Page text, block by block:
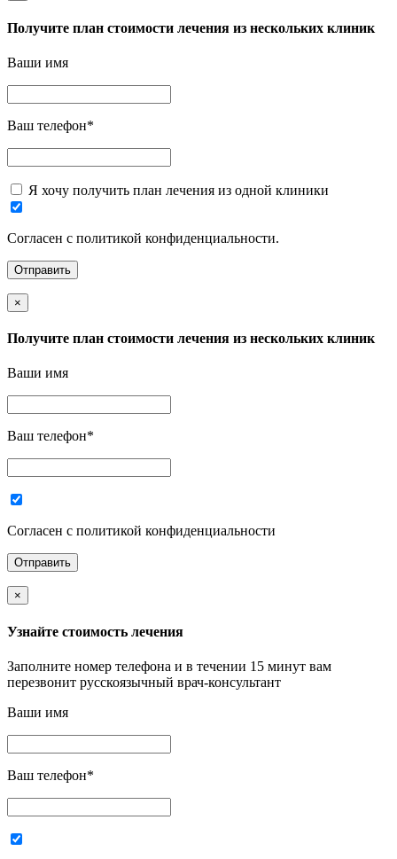
Получите план стоимости лечения из нескольких клиник
Ваши имя
Ваш телефон*
Я хочу получить план лечения из одной клиники
Согласен с политикой конфиденциальности.
×
Получите план стоимости лечения из нескольких клиник
Ваши имя
Ваш телефон*
Согласен с политикой конфиденциальности
×
Узнайте стоимость лечения
Заполните номер телефона и в течении 15 минут вам
перезвонит русскоязычный врач-консультант
Ваши имя
Ваш телефон*